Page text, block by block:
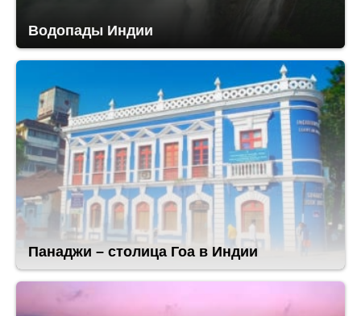
Водопады Индии
Панаджи – столица Гоа в Индии